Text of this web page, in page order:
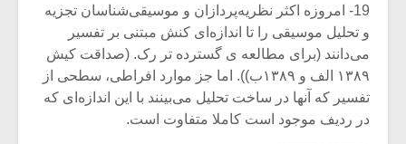
19- امروزه اکثر نظریه‌پردازان و موسیقی‌شناسان تجزیه
و تحلیل موسیقی را تا اندازه‌ای کنش مبتنی بر تفسیر
می‌دانند (برای مطالعه ی گسترده تر رک. (صداقت کیش
۱۳۸۹ الف و ۱۳۸۹ب)). اما جز موارد افراطی، سطحی از
تفسیر که آنها در ساخت تحلیل می‌بینند با این اندازه‌ای که
در ردیف موجود است کاملا متفاوت است.